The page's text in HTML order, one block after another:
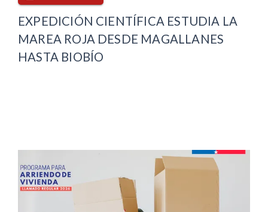
EXPEDICIÓN CIENTÍFICA ESTUDIA LA
MAREA ROJA DESDE MAGALLANES
HASTA BIOBÍO